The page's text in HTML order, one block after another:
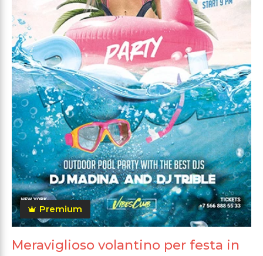
Premium
Meraviglioso volantino per festa in